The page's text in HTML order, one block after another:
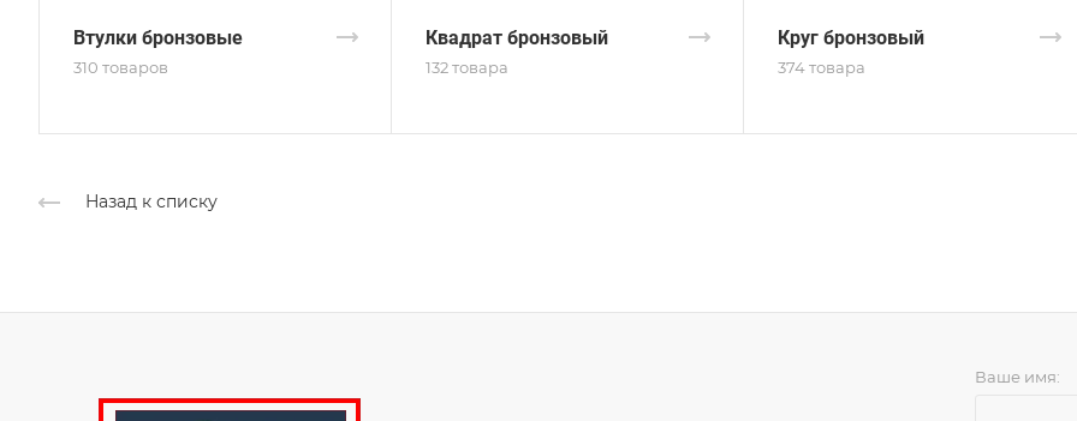
Втулки бронзовые
310 товаров
Квадрат бронзовый
132 товара
Круг бронзовый
374 товара
Назад к списку
Ваше имя: